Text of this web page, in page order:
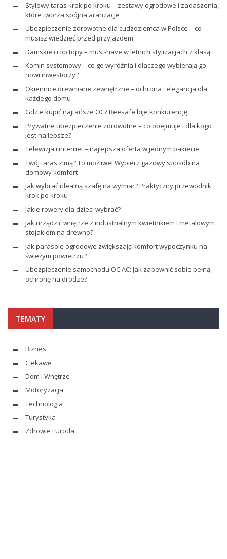
Stylowy taras krok po kroku – zestawy ogrodowe i zadaszenia,
które tworza spójna aranzacje
Ubezpieczenie zdrowotne dla cudzoziemca w Polsce – co
musisz wiedzieć przed przyjazdem
Damskie crop topy – must-have w letnich stylizacjach z klasą
Komin systemowy – co go wyróżnia i dlaczego wybierają go
nowi inwestorzy?
Okiennice drewniane zewnętrzne – ochrona i elegancja dla
każdego domu
Gdzie kupić najtańsze OC? Beesafe bije konkurencję
Prywatne ubezpieczenie zdrowotne – co obejmuje i dla kogo
jest najlepsze?
Telewizja i internet – najlepsza oferta w jednym pakiecie
Twój taras zimą? To możliwe! Wybierz gazowy sposób na
domowy komfort
Jak wybrać idealną szafę na wymiar? Praktyczny przewodnik
krok po kroku
Jakie rowery dla dzieci wybrać?
Jak urządzić wnętrze z industrialnym kwietnikiem i metalowym
stojakiem na drewno?
Jak parasole ogrodowe zwiększają komfort wypoczynku na
świeżym powietrzu?
Ubezpieczenie samochodu OC AC: Jak zapewnić sobie pełną
ochronę na drodze?
TEMATY
Biznes
Ciekawe
Dom i Wnętrze
Motoryzacja
Technologia
Turystyka
Zdrowie i Uroda